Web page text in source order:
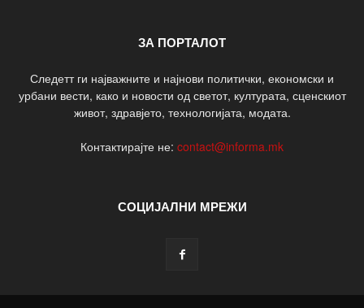
ЗА ПОРТАЛОТ
Следетт ги најважните и најнови политички, економски и
урбани вести, како и новости од светот, културата, сценскиот
живот, здравјето, технологијата, модата.
Контактирајте не: contact@informa.mk
СОЦИЈАЛНИ МРЕЖИ